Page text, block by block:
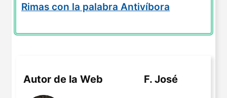
Rimas con la palabra Antivíbora
Autor de la Web F. José